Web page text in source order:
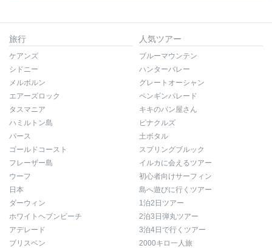
旅行
ケアンズ
シドニー
メルボルン
エアーズロック
タスマニア
ハミルトン島
パース
ゴールドコースト
フレーザー島
ウーフ
日本
ダーウィン
ホワイトヘブンビーチ
アデレード
ブリスベン
人気ツアー
ブルーマウンテン
ハンターバレー
グレートオーシャン
ペンギンパレード
キキのパン屋さん
ピナクルズ
土ボタル
スプリングブルック
イルカに会えるツアー
初心者向けサーフィン
島へ遊びに行くツアー
1泊2日ツアー
2泊3日弾丸ツアー
3泊4日で行くツアー
2000キロ一人旅